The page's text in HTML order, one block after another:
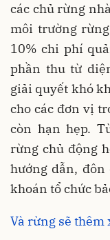
các chủ rừng
môi trường
10% chi phí
phần thu từ
giải quyết khó
cho các đơn vị
còn hạn hẹp.
rừng chủ động
hướng dẫn,
khoán tổ chức
Và rừng sẽ thêm